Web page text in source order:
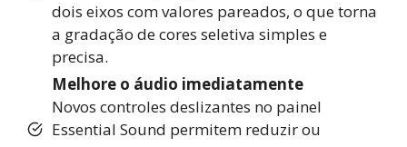
dois eixos com valores pareados, o que torna
a gradação de cores seletiva simples e
precisa.
Melhore o áudio imediatamente
Novos controles deslizantes no painel
Essential Sound permitem reduzir ou